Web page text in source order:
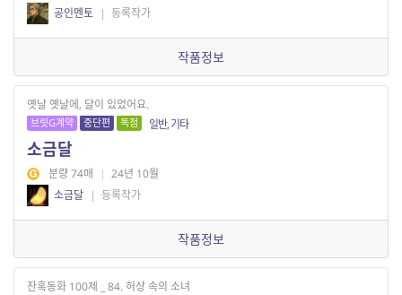
공인멘토 | 등록작가
작품정보
옛날 옛날에, 달이 있었어요.
브릿G계약 중단편 독점 일반, 기타
소금달
분량 74매 | 24년 10월
소금달 | 등록작가
작품정보
잔혹동화 100제 _ 84. 허상 속의 소녀